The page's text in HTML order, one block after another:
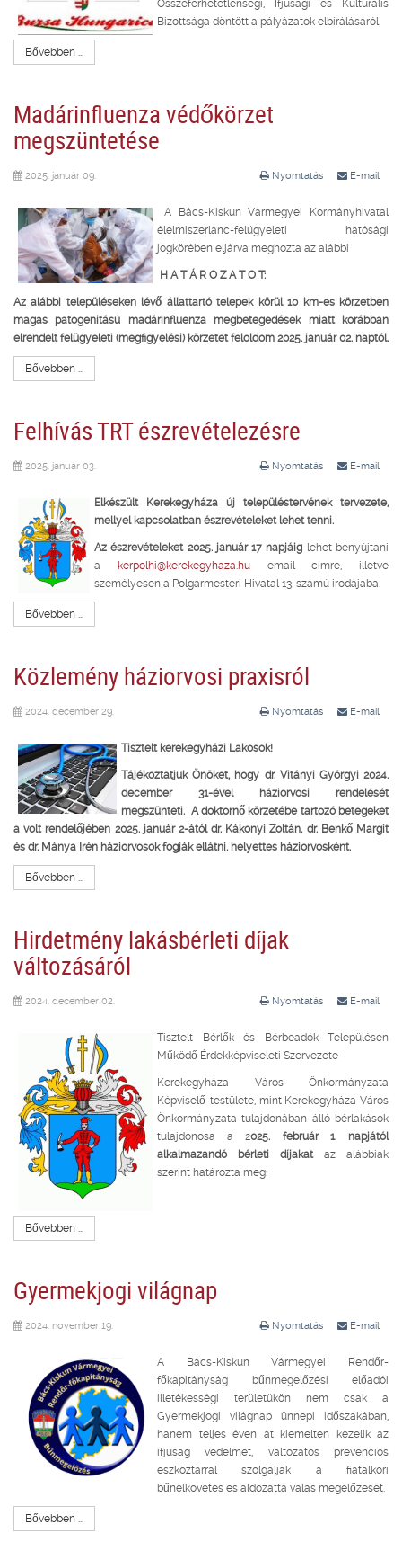
Összeférhetetlenségi, Ifjúsági és Kulturális
Bizottsága döntött a pályázatok elbírálásáról.
Bővebben ...
Madárinfluenza védőkörzet
megszüntetése
Nyomtatás E-mail
2025. január 09.
A Bács-Kiskun Vármegyei Kormányhivatal
élelmiszerlánc-felügyeleti hatósági
jogkörében eljárva meghozta az alábbi
H A T Á R O Z A T O T:
Az alábbi településeken lévő állattartó telepek körül 10 km-es körzetben
magas patogenitású madárinfluenza megbetegedések miatt korábban
elrendeltfelügyeleti (megfigyelési) körzetet feloldom 2025. január 02. naptól.
Bővebben ...
Felhívás TRT észrevételezésre
Nyomtatás E-mail
2025. január 03.
Elkészült Kerekegyháza új településtervének tervezete,
mellyel kapcsolatban észrevételeket lehet tenni.
Az észrevételeket 2025. január 17 napjáig lehet benyújtani
a kerpolhi@kerekegyhaza.huemail címre, illetve
személyesen a Polgármesteri Hivatal 13. számú irodájába.
Bővebben ...
Közlemény háziorvosi praxisról
Nyomtatás E-mail
2024. december 29.
Tisztelt kerekegyházi Lakosok!
Tájékoztatjuk Önöket, hogy dr. Vitányi Györgyi 2024.
december 31-ével háziorvosi rendelését
megszünteti. A doktornő körzetébe tartozó betegeket
a volt rendelőjében 2025. január 2-ától dr. Kákonyi Zoltán, dr. Benkő Margit
és dr. Mánya Irén háziorvosok fogják ellátni, helyettes háziorvosként.
Bővebben ...
Hirdetmény lakásbérleti díjak
változásáról
Nyomtatás E-mail
2024. december 02.
Tisztelt Bérlők és Bérbeadók Településen
Működő Érdekképviseleti Szervezete
Kerekegyháza Város Önkormányzata
Képviselő-testülete, mint Kerekegyháza Város
Önkormányzata tulajdonában álló bérlakások
tulajdonosa a 2025. február 1. napjától
alkalmazandó bérleti díjakataz alábbiak
szerint határozta meg:
Bővebben ...
Gyermekjogi világnap
Nyomtatás E-mail
2024. november 19.
A Bács-Kiskun Vármegyei Rendőr-
főkapitányság bűnmegelőzési előadói
illetékességi területükön nem csak a
Gyermekjogi világnap ünnepi időszakában,
hanem teljes éven át kiemelten kezelik az
ifjúság védelmét, változatos prevenciós
eszköztárral szolgálják a fiatalkori
bűnelkövetés és áldozattá válás megelőzését.
Bővebben ...